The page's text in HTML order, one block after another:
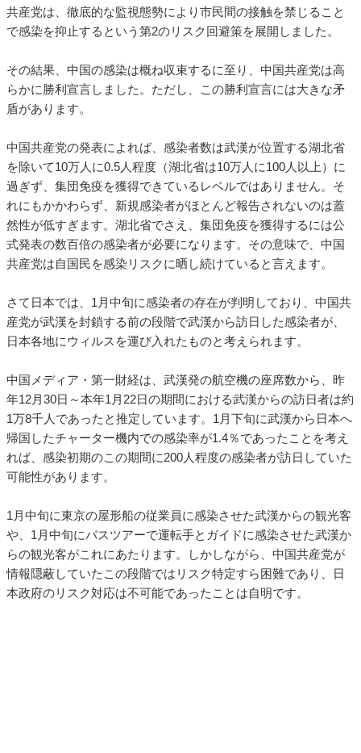
共産党は、徹底的な監視態勢により市民間の接触を禁じること
で感染を抑止するという第2のリスク回避策を展開しました。
その結果、中国の感染は概ね収束するに至り、中国共産党は高
らかに勝利宣言しました。ただし、この勝利宣言には大きな矛
盾があります。
中国共産党の発表によれば、感染者数は武漢が位置する湖北省
を除いて10万人に0.5人程度（湖北省は10万人に100人以上）に
過ぎず、集団免疫を獲得できているレベルではありません。そ
れにもかかわらず、新規感染者がほとんど報告されないのは蓋
然性が低すぎます。湖北省でさえ、集団免疫を獲得するには公
式発表の数百倍の感染者が必要になります。その意味で、中国
共産党は自国民を感染リスクに晒し続けていると言えます。
さて日本では、1月中旬に感染者の存在が判明しており、中国共
産党が武漢を封鎖する前の段階で武漢から訪日した感染者が、
日本各地にウィルスを運び入れたものと考えられます。
中国メディア・第一財経は、武漢発の航空機の座席数から、昨
年12月30日～本年1月22日の期間における武漢からの訪日者は約
1万8千人であったと推定しています。1月下旬に武漢から日本へ
帰国したチャーター機内での感染率が1.4％であったことを考え
れば、感染初期のこの期間に200人程度の感染者が訪日していた
可能性があります。
1月中旬に東京の屋形船の従業員に感染させた武漢からの観光客
や、1月中旬にバスツアーで運転手とガイドに感染させた武漢か
らの観光客がこれにあたります。しかしながら、中国共産党が
情報隠蔽していたこの段階ではリスク特定すら困難であり、日
本政府のリスク対応は不可能であったことは自明です。